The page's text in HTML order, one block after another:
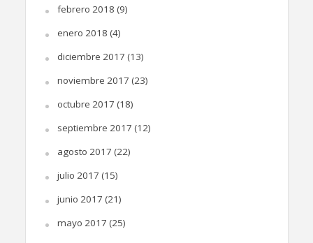
febrero 2018 (9)
enero 2018 (4)
diciembre 2017 (13)
noviembre 2017 (23)
octubre 2017 (18)
septiembre 2017 (12)
agosto 2017 (22)
julio 2017 (15)
junio 2017 (21)
mayo 2017 (25)